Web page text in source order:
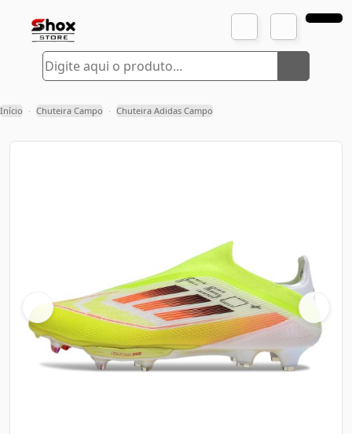
Início › Chuteira Campo › Chuteira Adidas Campo